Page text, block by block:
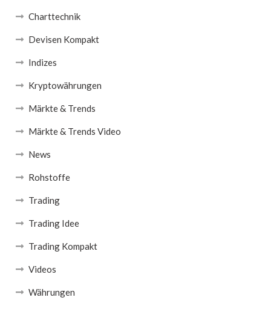
Charttechnik
Devisen Kompakt
Indizes
Kryptowährungen
Märkte & Trends
Märkte & Trends Video
News
Rohstoffe
Trading
Trading Idee
Trading Kompakt
Videos
Währungen